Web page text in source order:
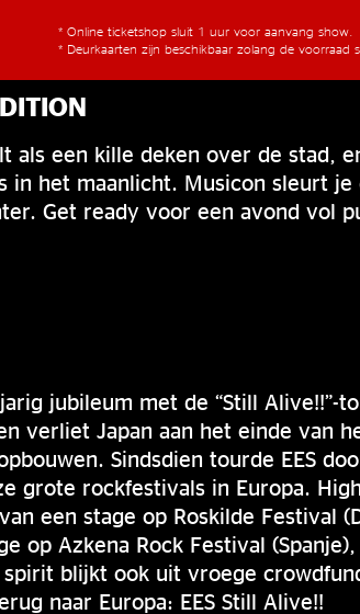
* Online ticketshop sluit 1 uur voor aanvang show.
* Deurkaarten zijn beschikbaar zolang de voorraad
als een kille deken over de stad,
in het maanlicht. Musicon sleurt
Get ready voor een avond vol
jubileum met de “Still Alive!!”-
verliet Japan aan het einde van
Sindsdien tourde EES
grote rockfestivals in Europa.
een stage op Roskilde Festival
op Azkena Rock Festival
blijkt ook uit vroege
naar Europa: EES Still Alive!!